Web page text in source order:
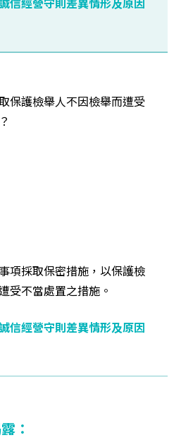
保護檢舉人不因檢舉而遭受
項採取保密措施，以保護檢
受不當處置之措施。
：